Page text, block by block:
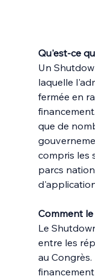
Qu'est-ce
Un
laquelle
fermée en
que de
compris les
parcs
Comment
Le
entre les
au